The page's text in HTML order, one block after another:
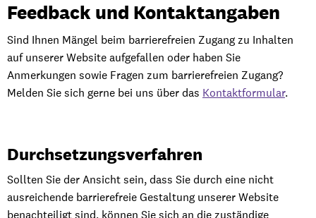
Feedback und Kontaktangaben
Sind Ihnen Mängel beim barrierefreien Zugang zu Inhalten
auf unserer Website aufgefallen oder haben Sie
Anmerkungen sowie Fragen zum barrierefreien Zugang?
Melden Sie sich gerne bei uns über das Kontaktformular.
Durchsetzungsverfahren
Sollten Sie der Ansicht sein, dass Sie durch eine nicht
ausreichende barrierefreie Gestaltung unserer Website
benachteiligt sind, können Sie sich an die zuständige